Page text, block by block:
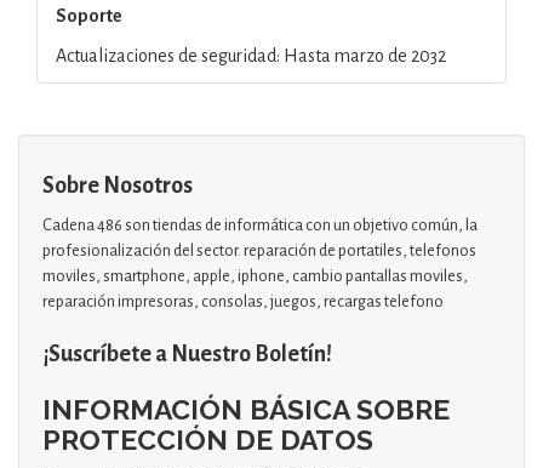
Soporte
Actualizaciones de seguridad: Hasta marzo de 2032
Sobre Nosotros
Cadena 486 son tiendas de informática con un objetivo común, la
profesionalización del sector. reparación de portatiles, telefonos
moviles, smartphone, apple, iphone, cambio pantallas moviles,
reparación impresoras, consolas, juegos, recargas telefono
¡Suscríbete a Nuestro Boletín!
INFORMACIÓN BÁSICA SOBRE
PROTECCIÓN DE DATOS